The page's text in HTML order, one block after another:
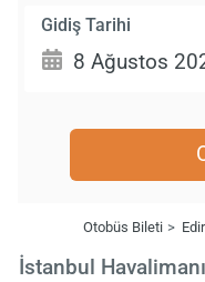
Gidiş Tarihi
Otobüs Bileti
İstanbul